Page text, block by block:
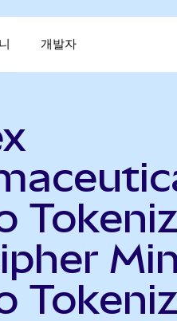
개발자